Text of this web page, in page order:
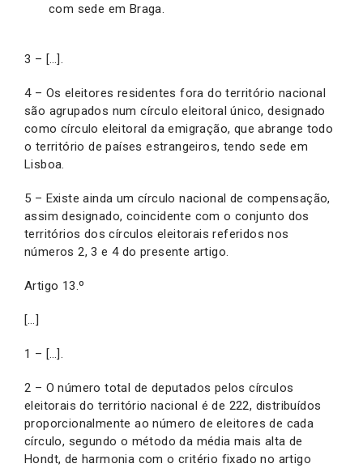
com sede em Braga.
3 – […].
4 – Os eleitores residentes fora do território nacional
são agrupados num círculo eleitoral único, designado
como círculo eleitoral da emigração, que abrange todo
o território de países estrangeiros, tendo sede em
Lisboa.
5 – Existe ainda um círculo nacional de compensação,
assim designado, coincidente com o conjunto dos
territórios dos círculos eleitorais referidos nos
números 2, 3 e 4 do presente artigo.
Artigo 13.º
[…]
1 – […].
2 – O número total de deputados pelos círculos
eleitorais do território nacional é de 222, distribuídos
proporcionalmente ao número de eleitores de cada
círculo, segundo o método da média mais alta de
Hondt, de harmonia com o critério fixado no artigo